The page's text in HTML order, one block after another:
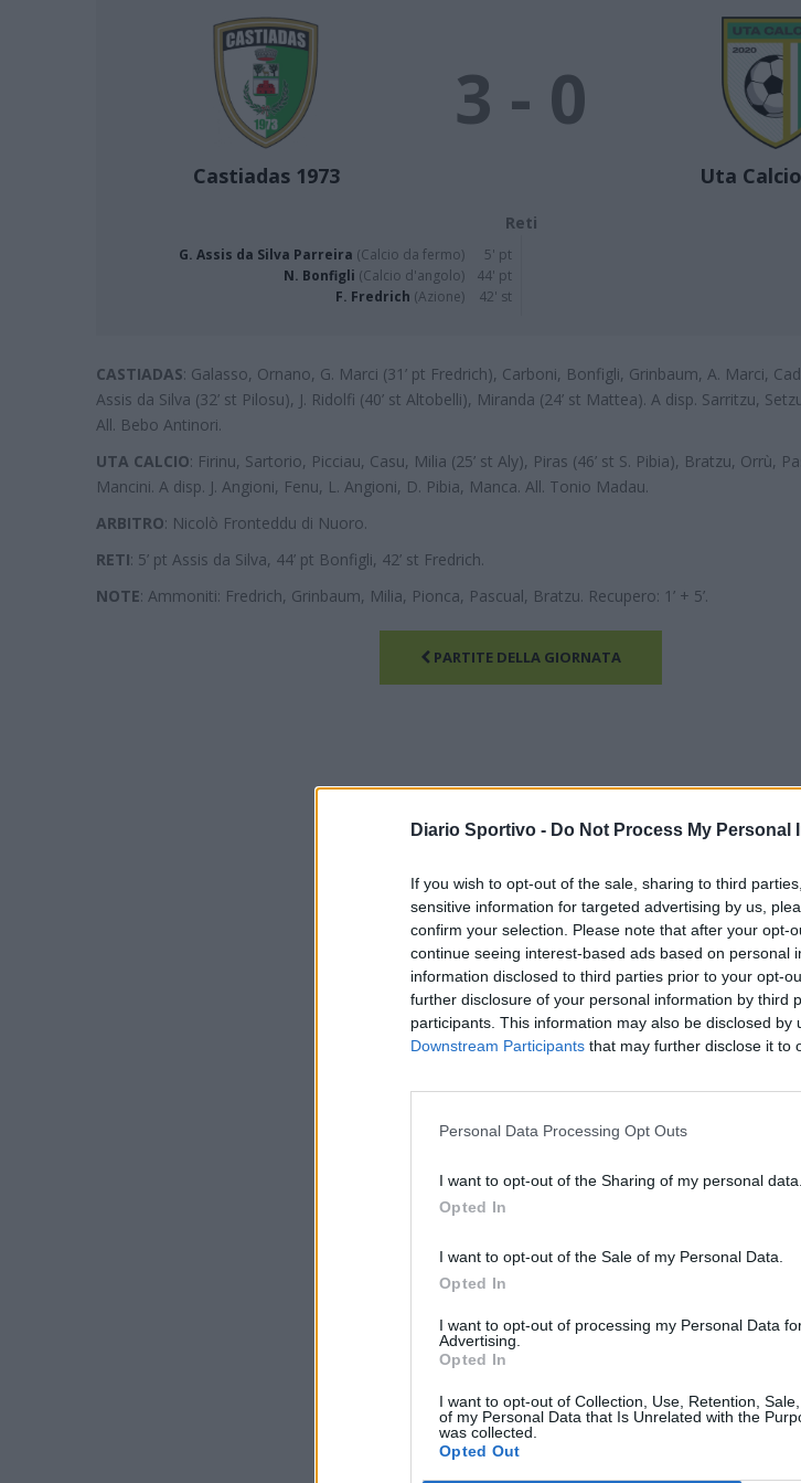
Diario Sportivo - Do Not Process My Personal
If you wish to opt-out of the sale, sharing to third
sensitive information for targeted advertising by us,
confirm your selection. Please note that after your opt-
continue seeing interest-based ads based on personal
information disclosed to third parties prior to your opt-
further disclosure of your personal information by third
participants. This information may also be disclosed by
Downstream Participants that may further disclose it to
Personal Data Processing Opt Outs
I want to opt-out of the Sharing of my personal data.
Opted In
I want to opt-out of the Sale of my Personal Data.
Opted In
I want to opt-out of processing my Personal Data
Advertising.
Opted In
I want to opt-out of Collection, Use, Retention,
of my Personal Data that Is Unrelated with the
was collected.
Opted Out
Castiadas 1973
3 - 0
Uta
Reti
G. Assis da Silva Parreira (Calcio da fermo)
5' pt
N. Bonfigli (Calcio d'angolo)
44' pt
F. Fredrich (Azione) 42' st
CASTIADAS: Galasso, Ornano, G. Marci (31’ pt Fredrich), Carboni, Bonfigli, Grinbaum, A. Marci,
Assis da Silva (32’ st Pilosu), J. Ridolfi (40’ st Altobelli), Miranda (24’ st Mattea). A disp. Sarritzu,
All. Bebo Antinori.
UTA CALCIO: Firinu, Sartorio, Picciau, Casu, Milia (25’ st Aly), Piras (46’ st S. Pibia), Bratzu, Orrù,
Mancini. A disp. J. Angioni, Fenu, L. Angioni, D. Pibia, Manca. All. Tonio Madau.
ARBITRO: Nicolò Fronteddu di Nuoro.
RETI: 5’ pt Assis da Silva, 44’ pt Bonfigli, 42’ st Fredrich.
NOTE: Ammoniti: Fredrich, Grinbaum, Milia, Pionca, Pascual, Bratzu. Recupero: 1’ + 5’.
PARTITE DELLA GIORNATA